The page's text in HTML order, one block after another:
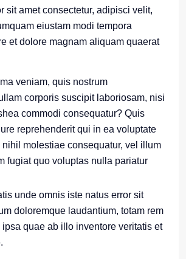
sit amet consectetur, adipisci velit,
eiustam modi tempora
et dolore magnam aliquam quaerat
veniam, quis nostrum
corporis suscipit laboriosam, nisi
commodi consequatur? Quis
reprehenderit qui in ea voluptate
molestiae consequatur, vel illum
fugiat quo voluptas nulla pariatur
unde omnis iste natus error sit
doloremque laudantium, totam rem
quae ab illo inventore veritatis et